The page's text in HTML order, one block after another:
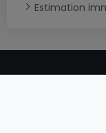
Estimation